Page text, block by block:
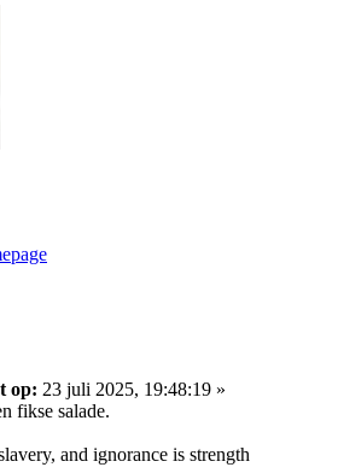
op: 23 juli 2025, 19:48:19 »
fikse salade.
and ignorance is strength